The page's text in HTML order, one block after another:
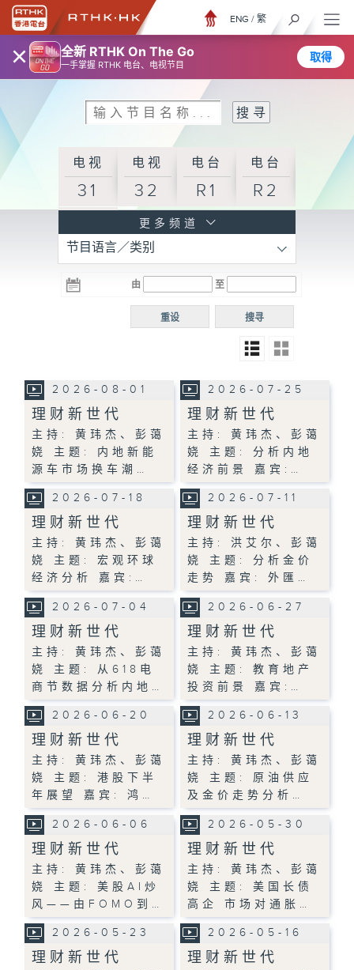
× 全新 RTHK On The Go
一手掌握 RTHK 电台、电视节目
取得
ENG / 繁
电视
31
电视
32
电台
R1
电台
R2
R3
电台 电台
R5
电台
普通
更多频道
节目语言／类别
由 至
搜寻
重设
2026-08-01
理财新世代
主持: 黄玮杰、彭蔼
娆 主题: 内地新能
源车市场换车潮…
2026-07-25
理财新世代
主持: 黄玮杰、彭蔼
娆 主题: 分析内地
经济前景 嘉宾:…
2026-07-18
理财新世代
主持: 黄玮杰、彭蔼
娆 主题: 宏观环球
经济分析 嘉宾:…
2026-07-11
理财新世代
主持: 洪艾尔、彭蔼
娆 主题: 分析金价
走势 嘉宾: 外匯…
2026-07-04
理财新世代
主持: 黄玮杰、彭蔼
娆 主题: 从618电
商节数据分析内地…
2026-06-27
理财新世代
主持: 黄玮杰、彭蔼
娆 主题: 教育地产
投资前景 嘉宾:…
2026-06-20
理财新世代
主持: 黄玮杰、彭蔼
娆 主题: 港股下半
年展望 嘉宾: 鸿…
2026-06-13
理财新世代
主持: 黄玮杰、彭蔼
娆 主题: 原油供应
及金价走势分析…
2026-06-06
理财新世代
主持: 黄玮杰、彭蔼
娆 主题: 美股AI炒
风——由FOMO到…
2026-05-30
理财新世代
主持: 黄玮杰、彭蔼
娆 主题: 美国长债
高企 市场对通胀…
2026-05-23
理财新世代
2026-05-16
理财新世代